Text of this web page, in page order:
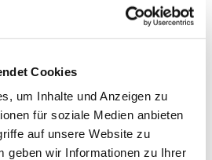
Cookies
um Inhalte und Anzeigen zu
für soziale Medien anbieten
auf unsere Website zu
geben wir Informationen zu Ihrer
ist das Leuchtturm-Projekt
Die 4 Netzwerke stellen dort
Forschung und
fördert in jedem
mindestens einen
Entwicklung im ländlichen